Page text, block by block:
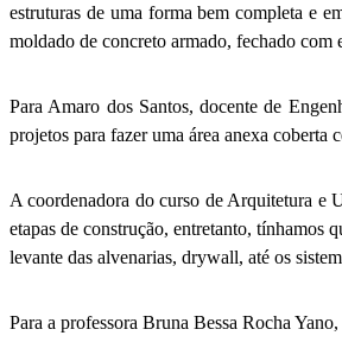
estruturas de uma forma bem completa e
moldado de concreto armado, fechado com
Para Amaro dos Santos, docente de
projetos para fazer uma área anexa coberta
A coordenadora do curso de Arquitetura e
etapas de construção, entretanto, tínhamos
levante das alvenarias, drywall, até os
Para a professora Bruna Bessa Rocha